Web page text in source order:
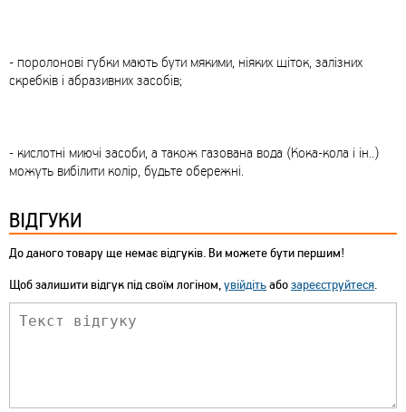
- поролонові губки мають бути мякими, ніяких щіток, залізних
скребків і абразивних засобів;
- кислотні миючі засоби, а також газована вода (Кока-кола і ін..)
можуть вибілити колір, будьте обережні.
ВІДГУКИ
До даного товару ще немає відгуків. Ви можете бути першим!
Щоб залишити відгук під своїм логіном,увійдітьабозареєструйтеся.